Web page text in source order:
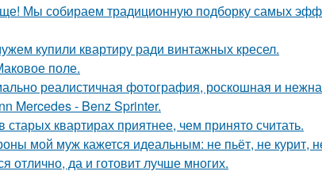
Мы собираем традиционную подборку самых
купили квартиру ради винтажных кресел.
поле.
реалистичная фотография, роскошная и
Mercedes - Benz Sprinter.
старых квартирах приятнее, чем принято считать.
мой муж кажется идеальным: не пьёт, не курит,
отлично, да и готовит лучше многих.